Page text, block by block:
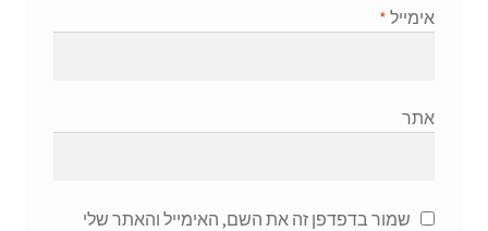
אימייל *
אתר
שמור בדפדפן זה את השם, האימייל והאתר שלי